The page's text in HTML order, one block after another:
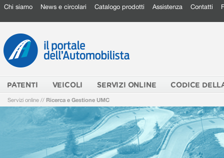
Chi siamo News e circolari Catalogo prodotti Assistenza Contatti
PATENTI VEICOLI SERVIZI ONLINE CODICE
Servizi online // Ricerca e Gestione UMC